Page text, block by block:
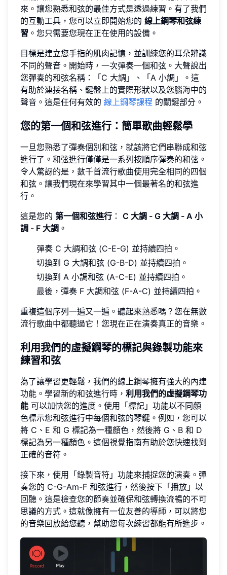
來。讓您熟悉和弦的最佳方式是透過練習。有了我們
的互動工具，您可以立即開始您的 線上鋼琴和弦練
習 。您只需要您現在正在使用的設備。
目標是建立您手指的肌肉記憶，並訓練您的耳朵辨識
不同的聲音。開始時，一次彈奏一個和弦。大聲說出
您彈奏的和弦名稱：「C 大調」、「A 小調」。這
有助於連接名稱、鍵盤上的實際形狀以及您腦海中的
聲音。這是任何有效的 線上鋼琴課程 的關鍵部分。
您的第一個和弦進行 ：簡單歌曲輕鬆學
一旦您熟悉了彈奏個別和弦，就該將它們串聯成和弦
進行了。和弦進行僅僅是一系列按順序彈奏的和弦。
令人驚訝的是，數千首流行歌曲使用完全相同的四個
和弦。讓我們現在來學習其中一個最著名的和弦進
行。
這是您的 第一個和弦進行 ： C 大調 - G 大調 - A 小
調 - F 大調 。
彈奏 C 大調和弦 (C-E-G) 並持續四拍。
切換到 G 大調和弦 (G-B-D) 並持續四拍。
切換到 A 小調和弦 (A-C-E) 並持續四拍。
最後，彈奏 F 大調和弦 (F-A-C) 並持續四拍。
重複這個序列一遍又一遍。聽起來熟悉嗎？您在無數
流行歌曲中都聽過它！您現在正在演奏真正的音樂。
利用我們的虛擬鋼琴的標記與錄製功能來
練習和弦
為了讓學習更輕鬆，我們的線上鋼琴擁有強大的內建
功能。學習新的和弦進行時， 利用我們的虛擬鋼琴功
能 可以加快您的進度。使用「標記」功能以不同顏
色標示您和弦進行中每個和弦的琴鍵。例如，您可以
將 C、E 和 G 標記為一種顏色，然後將 G、B 和 D
標記為另一種顏色。這個視覺指南有助於您快速找到
正確的音符。
接下來，使用「錄製音符」功能來捕捉您的演奏。彈
奏您的 C-G-Am-F 和弦進行，然後按下「播放」以
回聽。這是檢查您的節奏並確保和弦轉換流暢的不可
思議的方式。這就像擁有一位友善的導師，可以將您
的音樂回放給您聽，幫助您每次練習都能有所進步。